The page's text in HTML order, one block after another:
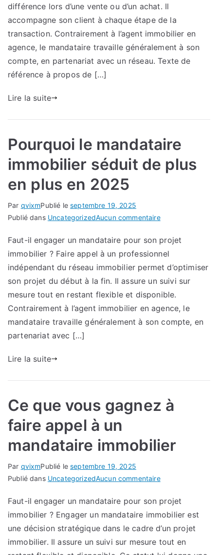
un
mandataire
immobilier
ou
différence lors d’une vente ou d’un achat. Il
accompagne son client à chaque étape de la
transaction. Contrairement à l’agent immobilier en
agence, le mandataire travaille généralement à son
compte, en partenariat avec un réseau. Texte de
référence à propos de […]
Lire la suite
Pourquoi le mandataire
immobilier séduit de plus
en plus en 2025
Par qvixmPublié leseptembre 19, 2025
Publié dans UncategorizedAucun commentairesur
le
mandataire
immobilier
séduit
de
en
plus
Faut-il engager un mandataire pour son projet
immobilier ? Faire appel à un professionnel
indépendant du réseau immobilier permet d’optimiser
son projet du début à la fin. Il assure un suivi sur
mesure tout en restant flexible et disponible.
Contrairement à l’agent immobilier en agence, le
mandataire travaille généralement à son compte, en
partenariat avec […]
Lire la suite
Ce que vous gagnez à
faire appel à un
mandataire immobilier
Par qvixmPublié leseptembre 19, 2025
Publié dans UncategorizedAucun commentairesur
que
vous
gagnez
à
faire
Faut-il engager un mandataire pour son projet
immobilier ? Engager un mandataire immobilier est
une décision stratégique dans le cadre d’un projet
immobilier. Il assure un suivi sur mesure tout en